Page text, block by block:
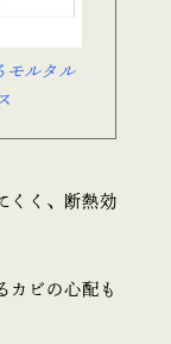
モルタル
くく、断熱効
カビの心配も